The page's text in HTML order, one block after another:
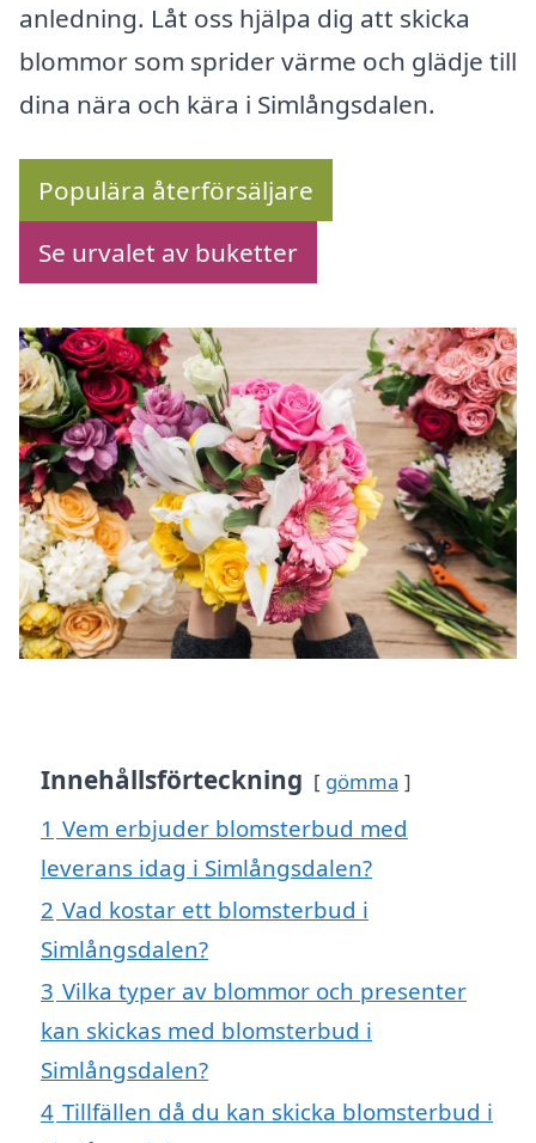
anledning. Låt oss hjälpa dig att skicka
blommor som sprider värme och glädje till
dina nära och kära i Simlångsdalen.
Populära återförsäljare
Se urvalet av buketter
Innehållsförteckning gömma
1 Vem erbjuder blomsterbud med
leverans idag i Simlångsdalen?
2 Vad kostar ett blomsterbud i
Simlångsdalen?
3 Vilka typer av blommor och presenter
kan skickas med blomsterbud i
Simlångsdalen?
4 Tillfällen då du kan skicka blomsterbud i